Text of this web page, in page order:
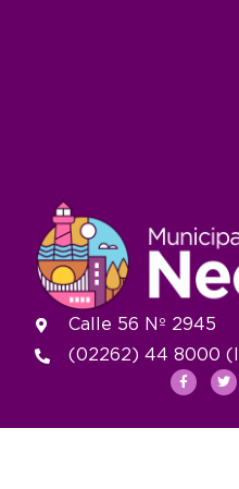
Calle 56 Nº 2945
(02262) 44 8000